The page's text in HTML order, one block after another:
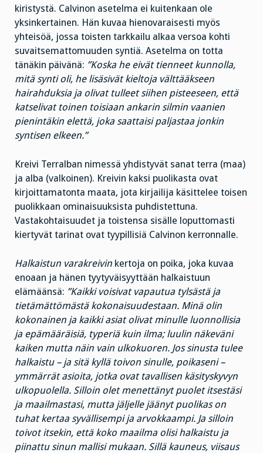
kiristystä. Calvinon asetelma ei kuitenkaan ole
yksinkertainen. Hän kuvaa hienovaraisesti myös
yhteisöä, jossa toisten tarkkailu alkaa versoa kohti
suvaitsemattomuuden syntiä. Asetelma on totta
tänäkin päivänä: ”Koska he eivät tienneet kunnolla,
mitä synti oli, he lisäsivät kieltoja välttääkseen
hairahduksia ja olivat tulleet siihen pisteeseen, että
katselivat toinen toisiaan ankarin silmin vaanien
pienintäkin elettä, joka saattaisi paljastaa jonkin
syntisen elkeen.”
Kreivi Terralban nimessä yhdistyvät sanat terra (maa)
ja alba (valkoinen). Kreivin kaksi puolikasta ovat
kirjoittamatonta maata, jota kirjailija käsittelee toisen
puolikkaan ominaisuuksista puhdistettuna.
Vastakohtaisuudet ja toistensa sisälle loputtomasti
kiertyvät tarinat ovat tyypillisiä Calvinon kerronnalle.
Halkaistun varakreivin kertoja on poika, joka kuvaa
enoaan ja hänen tyytyväisyyttään halkaistuun
elämäänsä: ”Kaikki voisivat vapautua tylsästä ja
tietämättömästä kokonaisuudestaan. Minä olin
kokonainen ja kaikki asiat olivat minulle luonnollisia
ja epämääräisiä, typeriä kuin ilma; luulin näkeväni
kaiken mutta näin vain ulkokuoren. Jos sinusta tulee
halkaistu – ja sitä kyllä toivon sinulle, poikaseni –
ymmärrät asioita, jotka ovat tavallisen käsityskyvyn
ulkopuolella. Silloin olet menettänyt puolet itsestäsi
ja maailmastasi, mutta jäljelle jäänyt puolikas on
tuhat kertaa syvällisempi ja arvokkaampi. Ja silloin
toivot itsekin, että koko maailma olisi halkaistu ja
piinattu sinun mallisi mukaan. Sillä kauneus, viisaus